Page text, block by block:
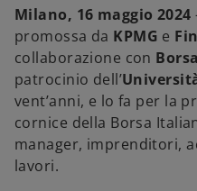
n
u
n
a
n
u
o
v
a
s
c
h
e
d
n
u
n
a
n
u
o
v
a
s
c
h
e
d
Milano, 16 maggio 2024
promossa da KPMG e
collaborazione con
patrocinio dell’
vent’anni, e lo fa per la
cornice della Borsa
manager, imprenditori,
lavori.